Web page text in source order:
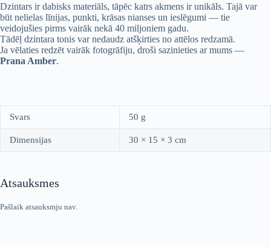
Dzintars ir dabisks materiāls, tāpēc katrs akmens ir unikāls. Tajā var
būt nelielas līnijas, punkti, krāsas nianses un ieslēgumi — tie
veidojušies pirms vairāk nekā 40 miljoniem gadu.
Tādēļ dzintara tonis var nedaudz atšķirties no attēlos redzamā.
Ja vēlaties redzēt vairāk fotogrāfiju, droši sazinieties ar mums —
Prana Amber.
Svars 50 g
Dimensijas 30 × 15 × 3 cm
Atsauksmes
Pašlaik atsauksmju nav.